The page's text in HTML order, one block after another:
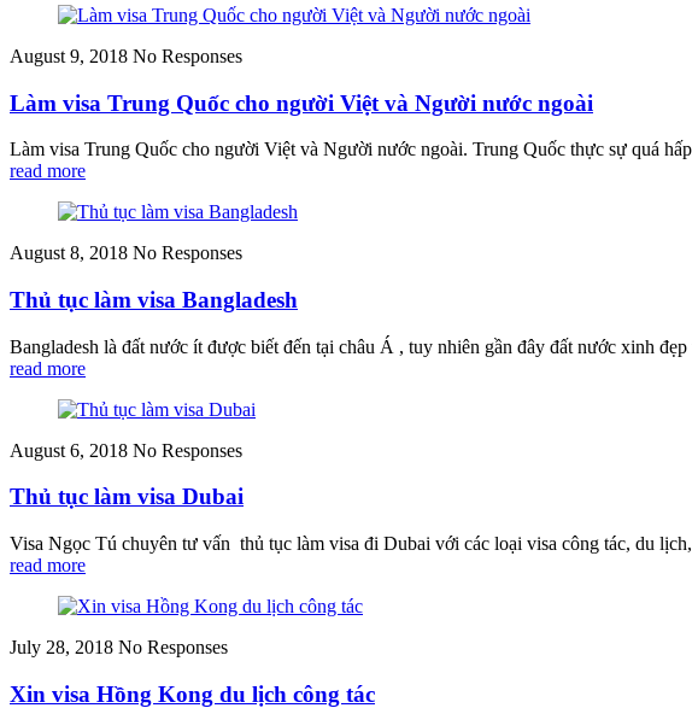
August 9, 2018 No Responses
Làm visa Trung Quốc cho người Việt và Người nước ngoài
Làm visa Trung Quốc cho người Việt và Người nước ngoài. Trung Quốc thực sự quá
read more
August 8, 2018 No Responses
Thủ tục làm visa Bangladesh
Bangladesh là đất nước ít được biết đến tại châu Á , tuy nhiên gần đây đất nước xinh
read more
August 6, 2018 No Responses
Thủ tục làm visa Dubai
Visa Ngọc Tú chuyên tư vấn thủ tục làm visa đi Dubai với các loại visa công tác, du
read more
July 28, 2018 No Responses
Xin visa Hồng Kong du lịch công tác